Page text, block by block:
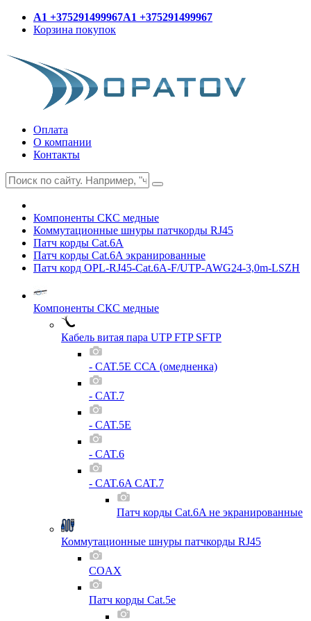
A1 +375291499967A1 +375291499967
Корзина покупок
Оплата
О компании
Контакты
Компоненты СКС медные
Коммутационные шнуры патчкорды RJ45
Патч корды Cat.6A
Патч корды Cat.6A экранированные
Патч корд OPL-RJ45-Cat.6A-F/UTP-AWG24-3,0m-LSZH
Компоненты СКС медные
Кабель витая пара UTP FTP SFTP
- CAT.5E ССА (омедненка)
- CAT.7
- CAT.5E
- CAT.6
- CAT.6A CAT.7
Патч корды Cat.6A не экранированные
Коммутационные шнуры патчкорды RJ45
COAX
Патч корды Cat.5e